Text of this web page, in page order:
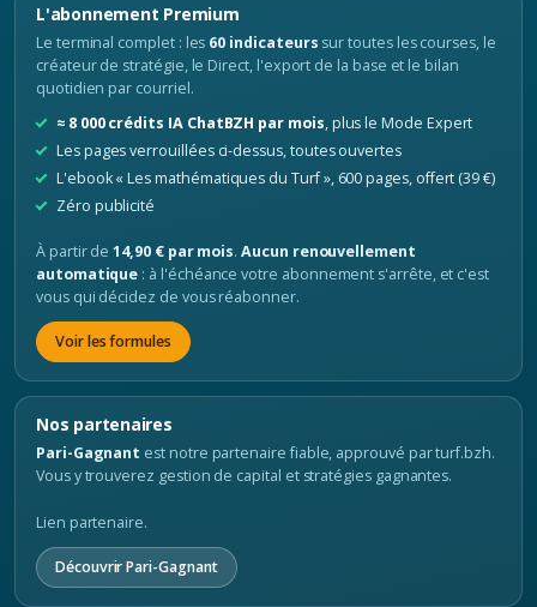
L'abonnement Premium
Le terminal complet : les 60 indicateurs sur toutes les courses, le
créateur de stratégie, le Direct, l'export de la base et le bilan
quotidien par courriel.
≈ 8 000 crédits IA ChatBZH par mois, plus le Mode Expert
Les pages verrouillées ci-dessus, toutes ouvertes
L'ebook « Les mathématiques du Turf », 600 pages, offert (39 €)
Zéro publicité
À partir de14,90 € par mois.Aucun renouvellement
automatique : à l'échéance votre abonnement s'arrête, et c'est
vous qui décidez de vous réabonner.
Voir les formules
Nos partenaires
Pari-Gagnant est notre partenaire fiable, approuvé par turf.bzh.
Vous y trouverez gestion de capital et stratégies gagnantes.
Lien partenaire.
Découvrir Pari-Gagnant